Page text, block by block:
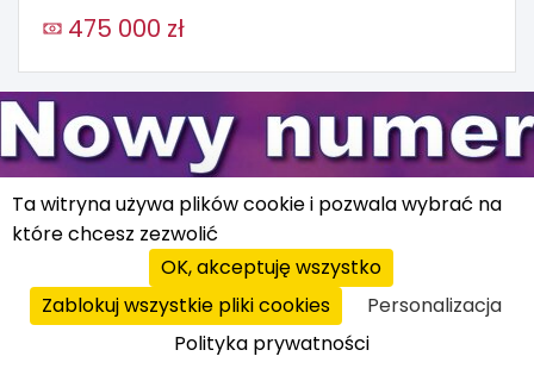
475 000 zł
Costa Coffee
Kawiarnie
400 000 zł
Ta witryna używa plików cookie i pozwala wybrać na
które chcesz zezwolić
OK, akceptuję wszystko
Zablokuj wszystkie pliki cookies
Personalizacja
Polityka prywatności